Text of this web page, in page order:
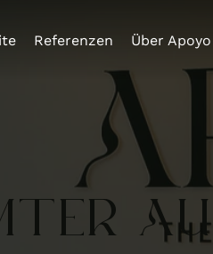
Referenzen Über Apoyo